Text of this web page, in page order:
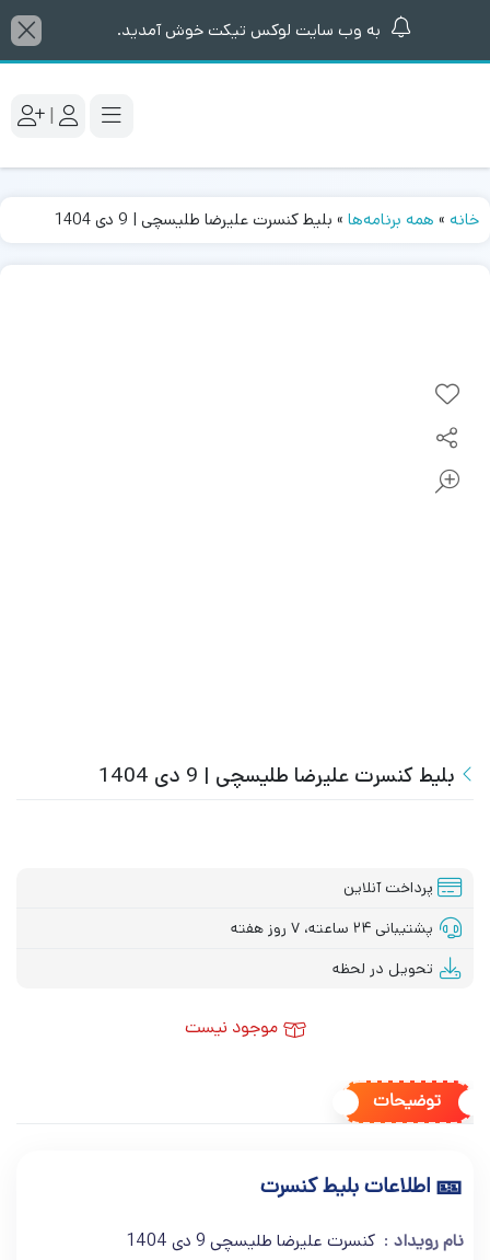
به وب سایت لوکس تیکت خوش آمدید.
|
خانه » همه برنامه‌ها » بلیط کنسرت علیرضا طلیسچی | 9 دی 1404
بلیط کنسرت علیرضا طلیسچی | 9 دی 1404
پرداخت آنلاین
پشتیبانی ۲۴ ساعته، ۷ روز هفته
تحویل در لحظه
موجود نیست
توضیحات
🎫 اطلاعات بلیط کنسرت
نام رویداد
کنسرت علیرضا طلیسچی 9 دی 1404